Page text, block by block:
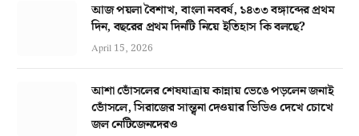
আজ পয়লা বৈশাখ, বাংলা নববর্ষ, ১৪৩৩ বঙ্গাব্দের প্রথম
দিন, বছরের প্রথম দিনটি নিয়ে ইতিহাস কি বলছে?
April 15, 2026
আশা ভোঁসলের শেষযাত্রায় কান্নায় ভেঙে পড়লেন জনাই
ভোঁসলে, সিরাজের সান্ত্বনা দেওয়ার ভিডিও দেখে চোখে
জল নেটিজেনদেরও